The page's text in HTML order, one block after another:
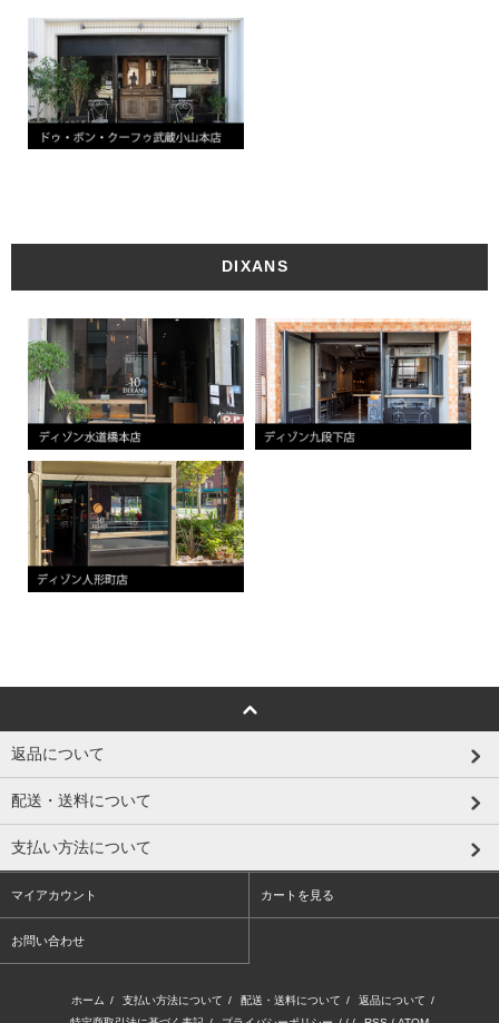
DIXANS
返品について
配送・送料について
支払い方法について
マイアカウント カートを見る
お問い合わせ
ホーム / 支払い方法について / 配送・送料について / 返品について /